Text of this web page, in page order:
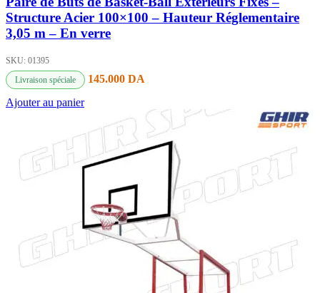
Structure Acier 100×100 – Hauteur Réglementaire
3,05 m – En verre
SKU: 01395
Livraison spéciale
145.000 DA
Ajouter au panier